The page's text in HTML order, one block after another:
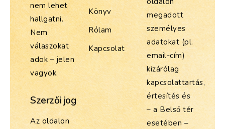
nem lehet
hallgatni.
Nem
válaszokat
adok – jelen
vagyok.
Szerzői jog
Az oldalon
Könyv
Rólam
Kapcsolat
megadott
személyes
adatokat (pl.
email-cím)
kizárólag
kapcsolattartás,
értesítés és
– a Belső tér
esetében –